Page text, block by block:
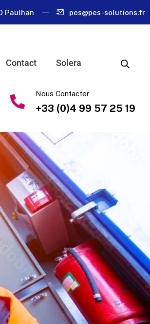
Paulhan pes@pes-solutions.fr
Contact Solera
Nous Contacter
+33 (0)4 99 57 25 19